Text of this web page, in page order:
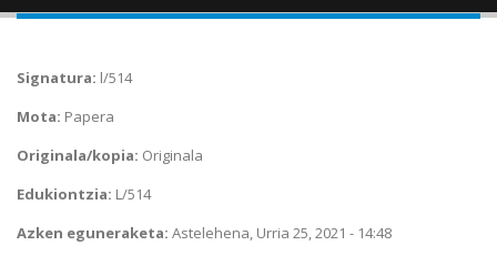
Signatura: l/514
Mota: Papera
Originala/kopia: Originala
Edukiontzia: L/514
Azken eguneraketa: Astelehena, Urria 25, 2021 - 14:48